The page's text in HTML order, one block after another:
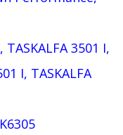
TASKALFA 3501 I,
I, TASKALFA